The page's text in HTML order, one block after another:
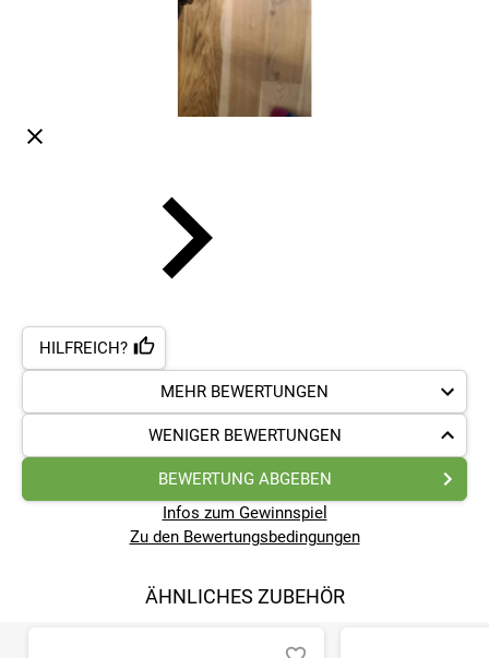
HILFREICH?
MEHR BEWERTUNGEN
WENIGER BEWERTUNGEN
BEWERTUNG ABGEBEN
Infos zum Gewinnspiel
Zu den Bewertungsbedingungen
ÄHNLICHES ZUBEHÖR